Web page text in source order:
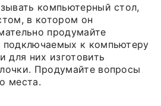
компьютерный стол,
в котором он
продумайте
подключаемых к компьютеру
для них изготовить
Продумайте вопросы
места.